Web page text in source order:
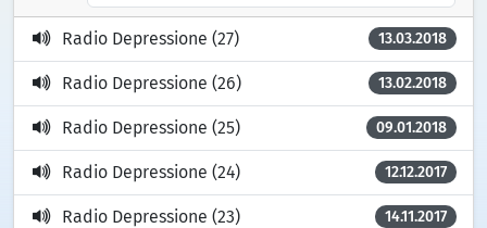
Radio Depressione (27) 13.03.2018
Radio Depressione (26) 13.02.2018
Radio Depressione (25) 09.01.2018
Radio Depressione (24) 12.12.2017
Radio Depressione (23) 14.11.2017